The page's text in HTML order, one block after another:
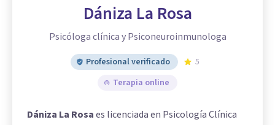
Dániza La Rosa
Psicóloga clínica y Psiconeuroinmunologa
Profesional verificado
5
Terapia online
Dániza La Rosaes licenciada en Psicología Clínica